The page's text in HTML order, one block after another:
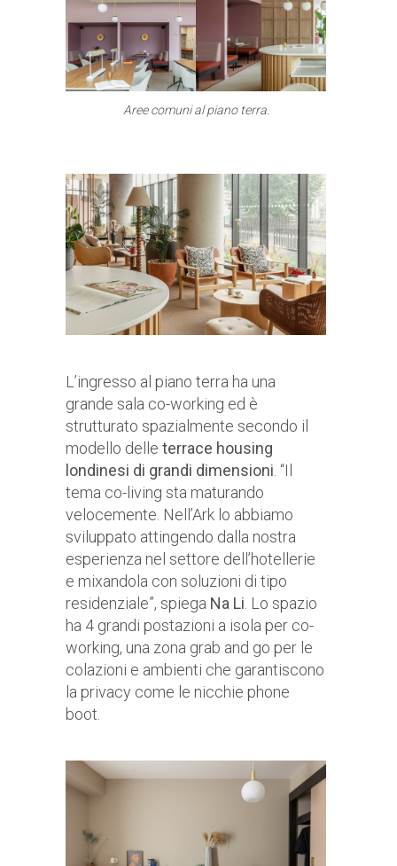
Aree comuni al piano terra.
L’ingresso al piano terra ha una
grande sala co-working ed è
strutturato spazialmente secondo il
modello delle terrace housing
londinesi di grandi dimensioni. “Il
tema co-living sta maturando
velocemente. Nell’Ark lo abbiamo
sviluppato attingendo dalla nostra
esperienza nel settore dell’hotellerie
e mixandola con soluzioni di tipo
residenziale”, spiega Na Li. Lo spazio
ha 4 grandi postazioni a isola per co-
working, una zona grab and go per le
colazioni e ambienti che garantiscono
la privacy come le nicchie phone
boot.